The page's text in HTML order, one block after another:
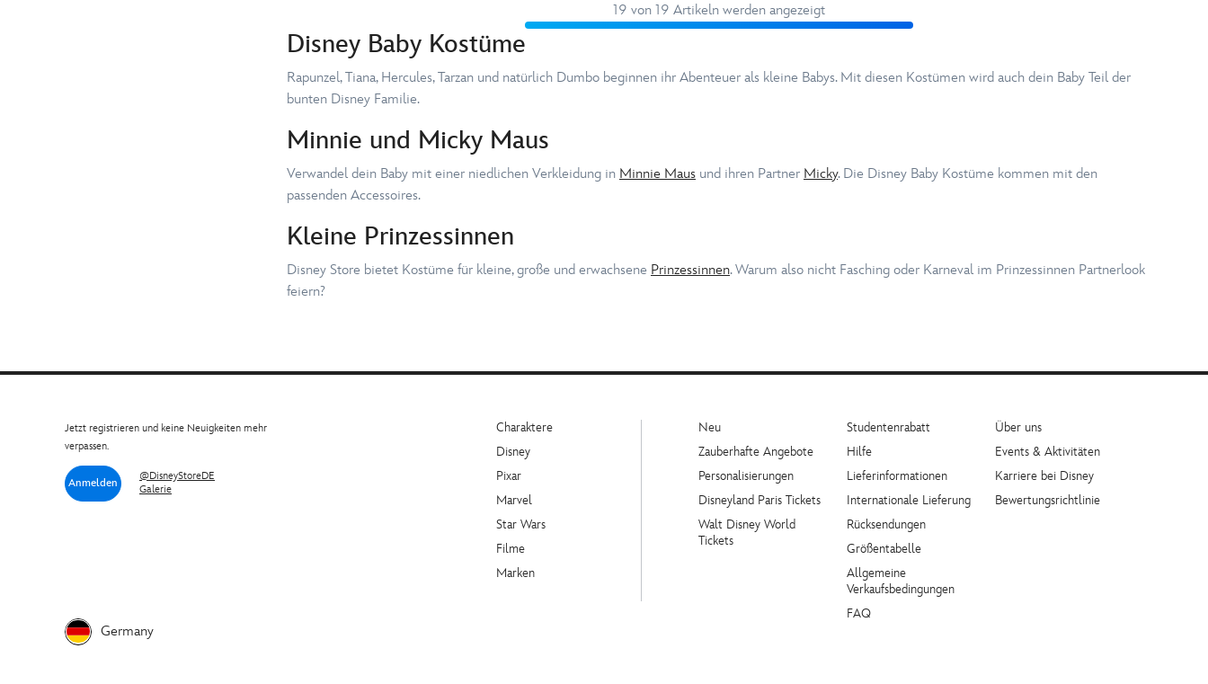
19 von 19 Artikeln werden angezeigt
Disney Baby Kostüme
Rapunzel, Tiana, Hercules, Tarzan und natürlich Dumbo beginnen ihr Abenteuer als kleine Babys. Mit diesen Kostümen wird auch dein Baby Teil der
bunten Disney Familie.
Minnie und Micky Maus
Verwandel dein Baby mit einer niedlichen Verkleidung in Minnie Maus und ihren Partner Micky. Die Disney Baby Kostüme kommen mit den
passenden Accessoires.
Kleine Prinzessinnen
Disney Store bietet Kostüme für kleine, große und erwachsene Prinzessinnen. Warum also nicht Fasching oder Karneval im Prinzessinnen Partnerlook
feiern?
Jetzt registrieren und keine Neuigkeiten mehr
verpassen.
Anmelden
@DisneyStoreDE
Galerie
Germany
Charaktere
Disney
Pixar
Marvel
Star Wars
Filme
Marken
Neu
Zauberhafte Angebote
Personalisierungen
Disneyland Paris Tickets
Walt Disney World
Tickets
Studentenrabatt
Hilfe
Lieferinformationen
Internationale Lieferung
Rücksendungen
Größentabelle
Allgemeine
Verkaufsbedingungen
FAQ
Über uns
Events & Aktivitäten
Karriere bei Disney
Bewertungsrichtlinie